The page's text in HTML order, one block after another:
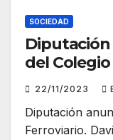
SOCIEDAD
del
22/11/2023
Diputación
Ferroviario.